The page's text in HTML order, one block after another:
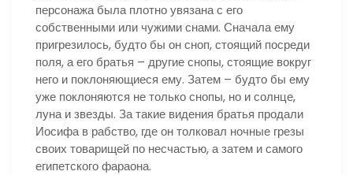
персонажа была плотно увязана с его
собственными или чужими снами. Сначала ему
пригрезилось, будто бы он сноп, стоящий посреди
поля, а его братья – другие снопы, стоящие вокруг
него и поклоняющиеся ему. Затем – будто бы ему
уже поклоняются не только снопы, но и солнце,
луна и звезды. За такие видения братья продали
Иосифа в рабство, где он толковал ночные грезы
своих товарищей по несчастью, а затем и самого
египетского фараона.